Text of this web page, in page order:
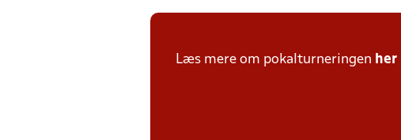
Læs mere om pokalturneringen her